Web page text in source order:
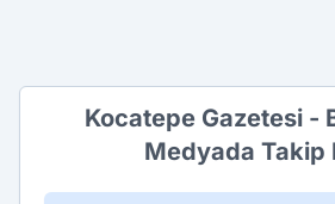
Kocatepe Gazetesi -
Medyada Takip